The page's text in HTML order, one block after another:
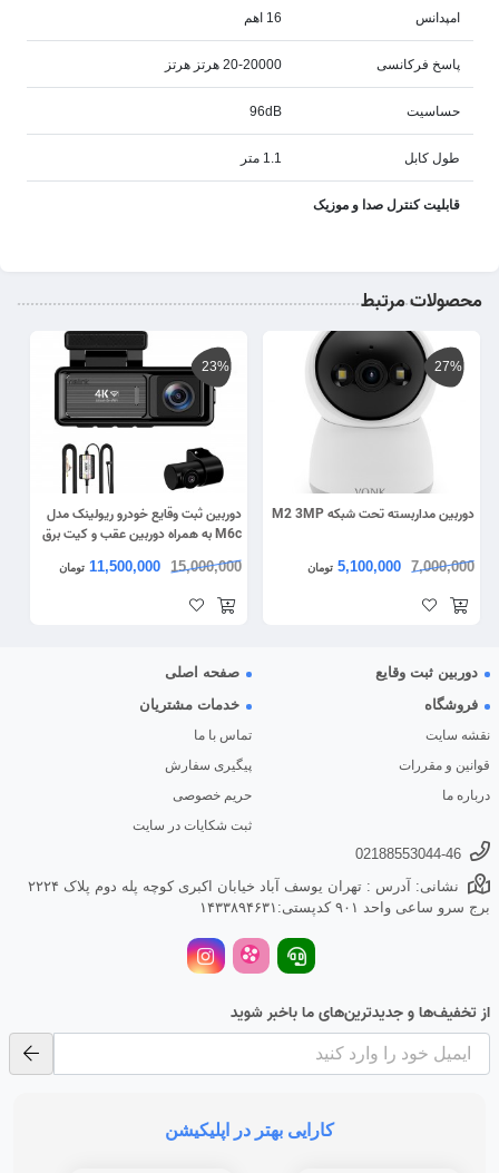
امپدانس 16 اهم
پاسخ فرکانسی 20-20000 هرتز هرتز
حساسیت 96dB
طول کابل 1.1 متر
قابلیت کنترل صدا و موزیک
محصولات مرتبط
27%
دوربین مداربسته تحت شبکه M2 3MP
7,000,000
5,100,000 تومان
23%
دوربین ثبت وقایع خودرو ریولینک مدل
M6c به همراه دوربین عقب و کیت برق
15,000,000
11,500,000 تومان
دوربین ثبت وقایع
صفحه اصلی
فروشگاه
نقشه سایت
قوانین و مقررات
درباره ما
خدمات مشتریان
تماس با ما
پیگیری سفارش
حریم خصوصی
ثبت شکایات در سایت
02188553044-46
نشانی: آدرس : تهران یوسف آباد خیابان اکبری کوچه پله دوم پلاک ۲۲۲۴
برج سرو ساعی واحد ۹۰۱ کدپستی:۱۴۳۳۸۹۴۶۳۱
از تخفیف‌ها و جدیدترین‌های ما باخبر شوید
کارایی بهتر در اپلیکیشن